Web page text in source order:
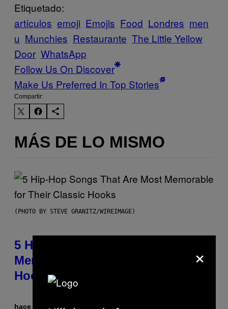
Etiquetado:
artículos emoji Emojis Food Londres men
u Munchies Restaurante The Little Yellow
Door WhatsApp
Follow Us On Discover
Make Us Preferred In Top Stories
Compartir:
MÁS DE LO MISMO
(PHOTO BY STEVE GRANITZ/WIREIMAGE)
5 Hip-Hop Songs That Are Most
Memorable for Their Classic
Hooks
hace 4 horasPor Caleb Catlin
×